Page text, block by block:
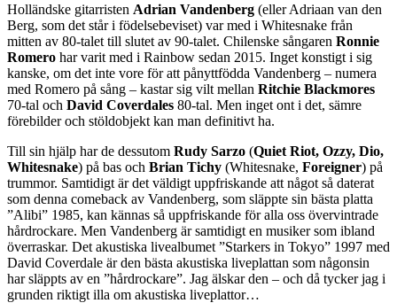
Holländske gitarristen Adrian Vandenberg (eller Adriaan van den
Berg, som det står i födelsebeviset) var med i Whitesnake från
mitten av 80-talet till slutet av 90-talet. Chilenske sångaren Ronnie
Romero har varit med i Rainbow sedan 2015. Inget konstigt i sig
kanske, om det inte vore för att pånyttfödda Vandenberg – numera
med Romero på sång – kastar sig vilt mellan Ritchie Blackmores
70-tal och David Coverdales 80-tal. Men inget ont i det, sämre
förebilder och stöldobjekt kan man definitivt ha.
Till sin hjälp har de dessutom Rudy Sarzo (Quiet Riot, Ozzy, Dio,
Whitesnake) på bas och Brian Tichy (Whitesnake, Foreigner) på
trummor. Samtidigt är det väldigt uppfriskande att något så daterat
som denna comeback av Vandenberg, som släppte sin bästa platta
”Alibi” 1985, kan kännas så uppfriskande för alla oss övervintrade
hårdrockare. Men Vandenberg är samtidigt en musiker som ibland
överraskar. Det akustiska livealbumet ”Starkers in Tokyo” 1997 med
David Coverdale är den bästa akustiska liveplattan som någonsin
har släppts av en ”hårdrockare”. Jag älskar den – och då tycker jag i
grunden riktigt illa om akustiska liveplattor…